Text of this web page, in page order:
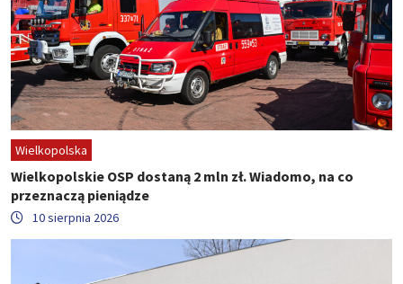
Wielkopolska
Wielkopolskie OSP dostaną 2 mln zł. Wiadomo, na co
przeznaczą pieniądze
10 sierpnia 2026